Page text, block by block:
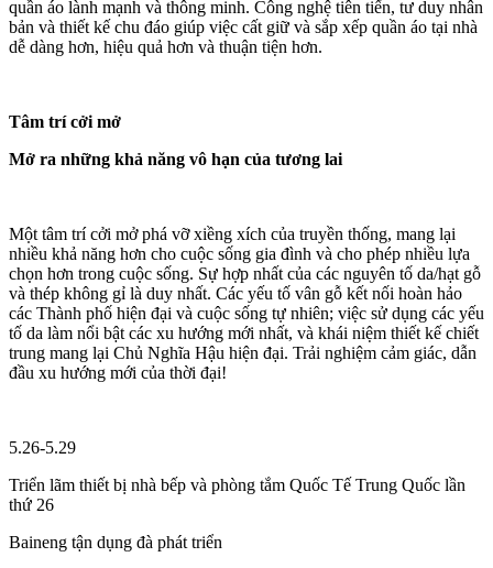
quần áo lành mạnh và thông minh. Công nghệ tiên tiến, tư duy nhân
bản và thiết kế chu đáo giúp việc cất giữ và sắp xếp quần áo tại nhà
dễ dàng hơn, hiệu quả hơn và thuận tiện hơn.
Tâm trí cởi mở
Mở ra những khả năng vô hạn của tương lai
Một tâm trí cởi mở phá vỡ xiềng xích của truyền thống, mang lại
nhiều khả năng hơn cho cuộc sống gia đình và cho phép nhiều lựa
chọn hơn trong cuộc sống. Sự hợp nhất của các nguyên tố da/hạt gỗ
và thép không gỉ là duy nhất. Các yếu tố vân gỗ kết nối hoàn hảo
các Thành phố hiện đại và cuộc sống tự nhiên; việc sử dụng các yếu
tố da làm nổi bật các xu hướng mới nhất, và khái niệm thiết kế chiết
trung mang lại Chủ Nghĩa Hậu hiện đại. Trải nghiệm cảm giác, dẫn
đầu xu hướng mới của thời đại!
5.26-5.29
Triển lãm thiết bị nhà bếp và phòng tắm Quốc Tế Trung Quốc lần
thứ 26
Baineng tận dụng đà phát triển